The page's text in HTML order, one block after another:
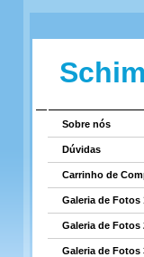
Sobre nós
Dúvidas
Carrinho de
Galeria de Fotos
Galeria de Fotos
Galeria de Fotos